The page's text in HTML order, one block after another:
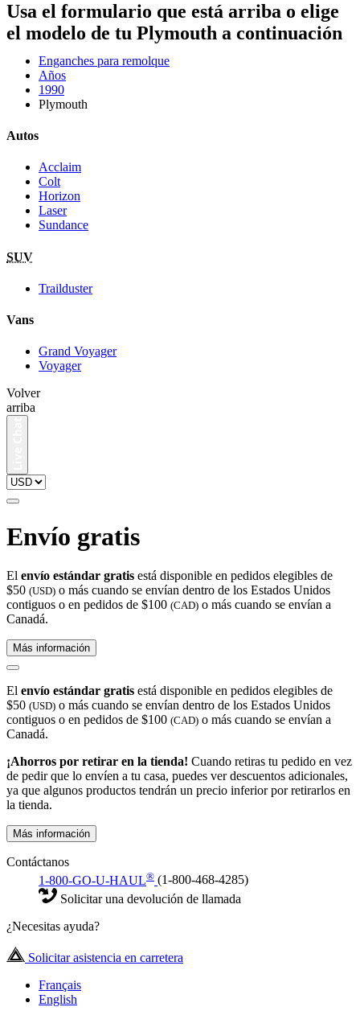
Usa el formulario que está arriba o elige
el modelo de tu Plymouth a continuación
Enganches para remolque
Años
1990
Plymouth
Autos
Acclaim
Colt
Horizon
Laser
Sundance
SUV
Trailduster
Vans
Grand Voyager
Voyager
Volver
arriba
Envío gratis
El envío estándar gratis está disponible en pedidos elegibles de
$50 (USD) o más cuando se envían dentro de los Estados Unidos
contiguos o en pedidos de $100 (CAD) o más cuando se envían a
Canadá.
Más información
El envío estándar gratis está disponible en pedidos elegibles de
$50 (USD) o más cuando se envían dentro de los Estados Unidos
contiguos o en pedidos de $100 (CAD) o más cuando se envían a
Canadá.
¡Ahorros por retirar en la tienda! Cuando retiras tu pedido en vez
de pedir que lo envíen a tu casa, puedes ver descuentos adicionales,
ya que algunos productos tendrán un precio inferior por retirarlos en
la tienda.
Más información
Contáctanos
1-800-GO-U-HAUL® (1-800-468-4285)
Solicitar una devolución de llamada
¿Necesitas ayuda?
Solicitar asistencia en carretera
Français
English